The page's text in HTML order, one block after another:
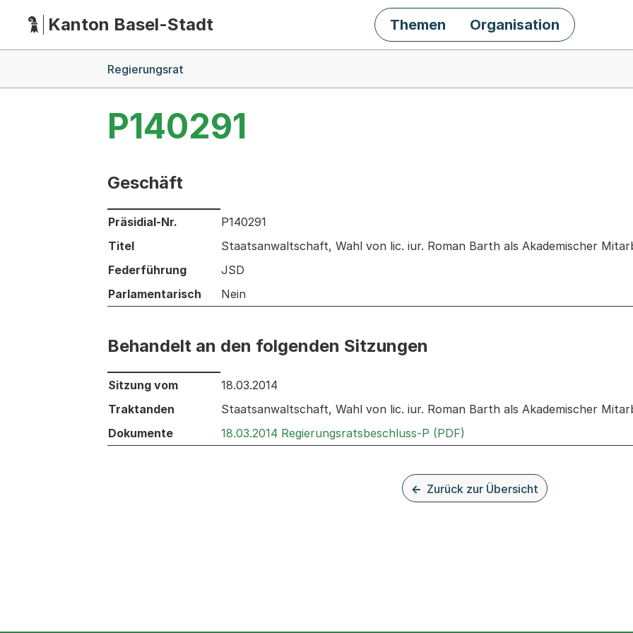
HauptnavigationKanton Basel-Stadt Themen Organisation
Regierungsrat
P140291
Geschäft
Informationen zum Ausgewählten Geschäft
Präsidial-Nr.
P140291
Titel
Staatsanwaltschaft, Wahl von lic. iur. Roman Barth als Akademischer
Federführung
JSD
Parlamentarisch
Nein
Behandelt an den folgenden Sitzungen
Behandelt an den folgenden Sitzungen: Informationen zu den Sitzungen zum Geschäft
Sitzung vom
18.03.2014
Traktanden
Staatsanwaltschaft, Wahl von lic. iur. Roman Barth als Akademischer
Dokumente
18.03.2014 Regierungsratsbeschluss-P (PDF)
Zurück zur Übersicht